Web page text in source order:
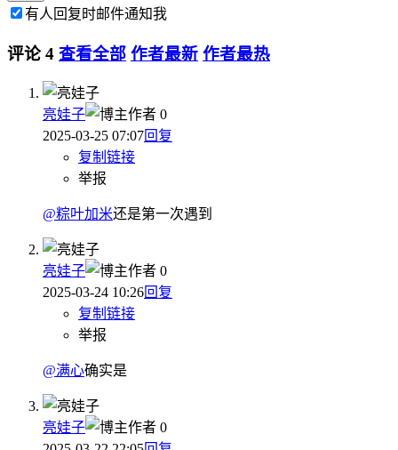
有人回复时邮件通知我
评论 4 查看全部 作者最新 作者最热
亮娃子 作者 0
2025-03-25 07:07回复
复制链接
举报
@粽叶加米还是第一次遇到
亮娃子 作者 0
2025-03-24 10:26回复
复制链接
举报
@满心确实是
亮娃子 作者 0